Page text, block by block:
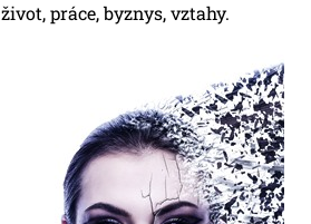
život, práce, byznys, vztahy.